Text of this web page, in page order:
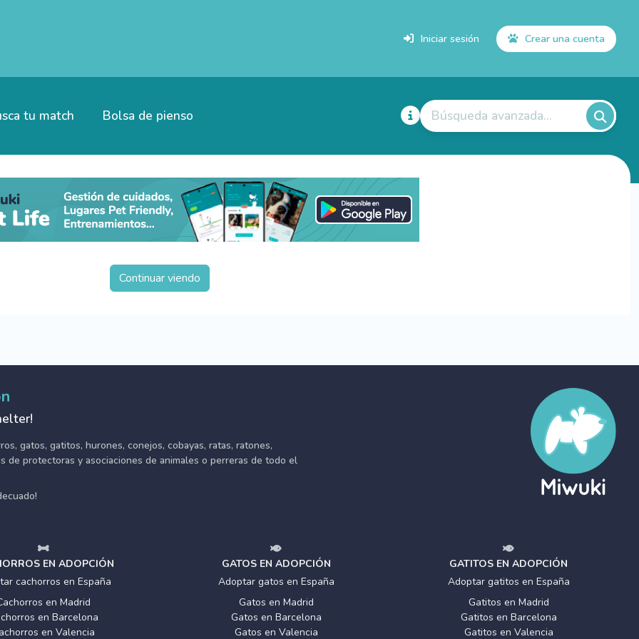
Iniciar sesión Crear una cuenta
tu match Bolsa de pienso Búsqueda avanzada...
Continuar viendo
gatos, gatitos, hurones, conejos, cobayas, ratas, ratones,
de protectoras y asociaciones de animales o perreras de todo el
EN ADOPCIÓN
cachorros en España
en Madrid
en Barcelona
en Valencia
GATOS EN ADOPCIÓN
Adoptar gatos en España
Gatos en Madrid
Gatos en Barcelona
Gatos en Valencia
GATITOS EN ADOPCIÓN
Adoptar gatitos en España
Gatitos en Madrid
Gatitos en Barcelona
Gatitos en Valencia